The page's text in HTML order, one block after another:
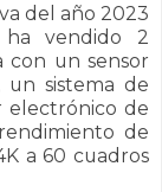
del año 2023
vendido 2
con un sensor
un sistema de
electrónico de
de
a 60 cuadros